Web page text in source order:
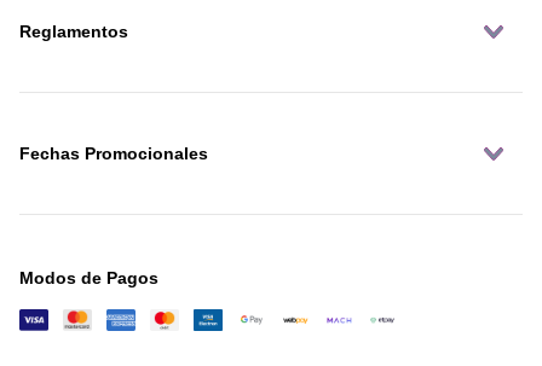
Reglamentos
Fechas Promocionales
Modos de Pagos